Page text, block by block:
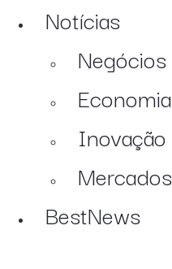
Notícias
Negócios
Economia
Inovação
Mercados
BestNews